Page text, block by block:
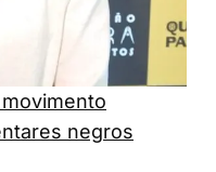
negros